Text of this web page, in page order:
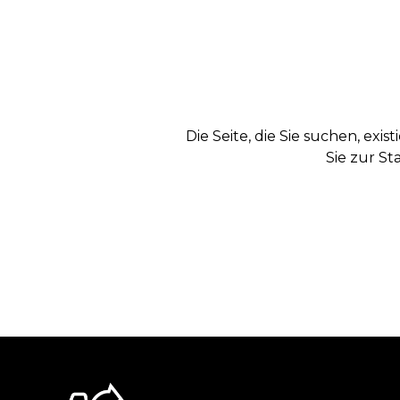
Die Seite, die Sie suchen,
Sie zur